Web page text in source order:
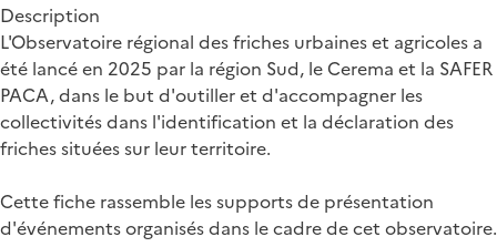
Description
L'Observatoire régional des friches urbaines et agricoles a
été lancé en 2025 par la région Sud, le Cerema et la SAFER
PACA, dans le but d'outiller et d'accompagner les
collectivités dans l'identification et la déclaration des
friches situées sur leur territoire.
Cette fiche rassemble les supports de présentation
d'événements organisés dans le cadre de cet observatoire.